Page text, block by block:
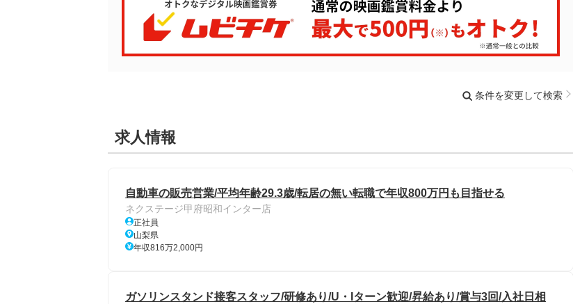
条件を変更して検索
求人情報
自動車の販売営業/平均年齢29.3歳/転居の無い転職で年収800万円も目指せる
ネクステージ甲府昭和インター店
正社員
山梨県
年収816万2,000円
ガソリンスタンド接客スタッフ/研修あり/U・Iターン歓迎/昇給あり/賞与3回/入社日相